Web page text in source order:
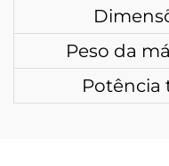
Peso da
Potência